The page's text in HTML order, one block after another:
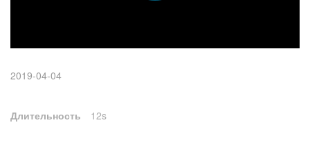
한국어
繁體中文
2019-04-04
Длительность 12s